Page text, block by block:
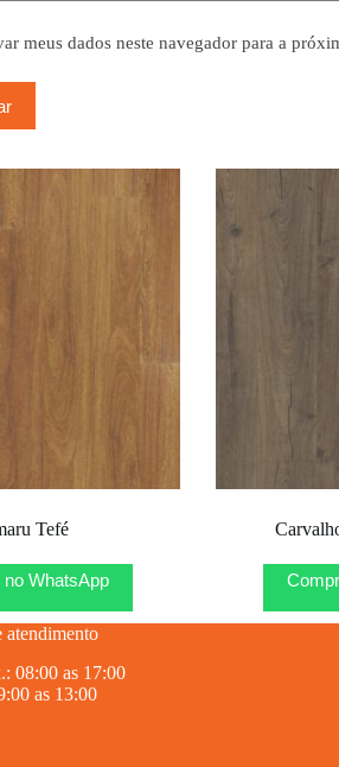
meus dados neste navegador para a
Tefé
WhatsApp
atendimento
08:00 as 17:00
as 13:00